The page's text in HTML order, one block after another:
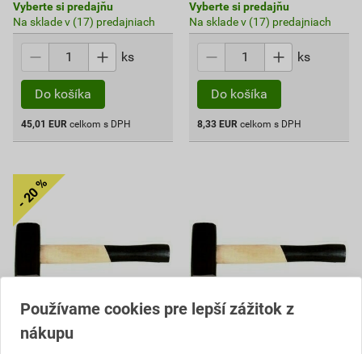
Vyberte si predajňu
Na sklade v (17) predajniach
ks
Do košíka
45,01 EUR celkom s DPH
Vyberte si predajňu
Na sklade v (17) predajniach
ks
Do košíka
8,33 EUR celkom s DPH
Používame cookies pre lepší zážitok z
nákupu